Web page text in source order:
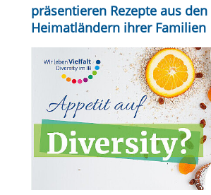
präsentieren Rezepte aus den
Heimatländern ihrer Familien